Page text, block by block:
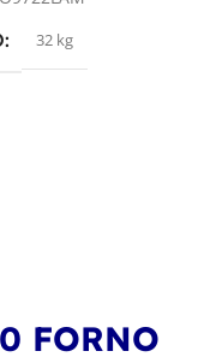
FORNO
32 kg